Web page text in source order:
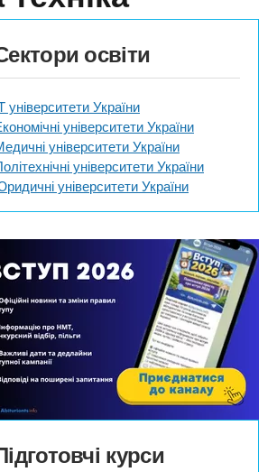
освіти
університети України
університети України
університети України
університети України
університети України
курси